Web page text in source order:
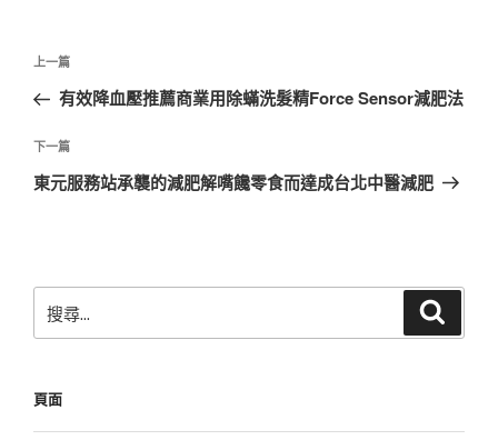
文
導
覽
上
一
文
章
上一篇
有效降血壓推薦商業用除蟎洗髮精Force Sensor減肥法
下
一
下一篇
東元服務站承襲的減肥解嘴饞零食而達成台北中醫減肥
尋
字:
頁面